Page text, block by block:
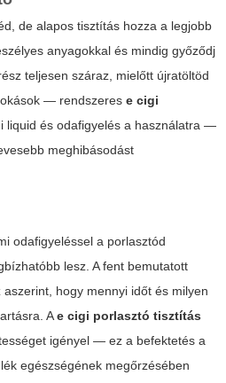
de alapos tisztítás hozza a legjobb
anyagokkal és mindig győződj
teljesen száraz, mielőtt újratöltöd
— rendszeres e cigi
liquid és odafigyelés a használatra —
meghibásodást
odafigyeléssel a porlasztód
lesz. A fent bemutatott
hogy mennyi időt és milyen
Ae cigi porlasztó tisztítás
igényel — ez a befektetés a
egészségének megőrzésében